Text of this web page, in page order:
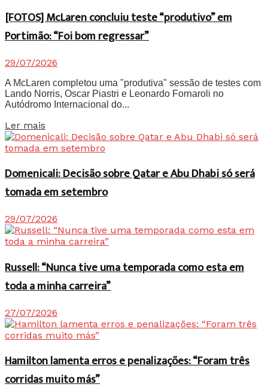
[FOTOS] McLaren concluiu teste “produtivo” em
Portimão: “Foi bom regressar”
29/07/2026
A McLaren completou uma "produtiva" sessão de testes com
Lando Norris, Oscar Piastri e Leonardo Fornaroli no
Autódromo Internacional do...
Ler mais
Domenicali: Decisão sobre Qatar e Abu Dhabi só será
tomada em setembro
29/07/2026
Russell: “Nunca tive uma temporada como esta em
toda a minha carreira”
27/07/2026
Hamilton lamenta erros e penalizações: “Foram três
corridas muito más”